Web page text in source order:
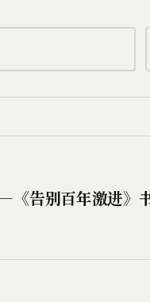
告别百年激进》